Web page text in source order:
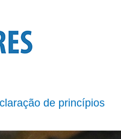
de princípios